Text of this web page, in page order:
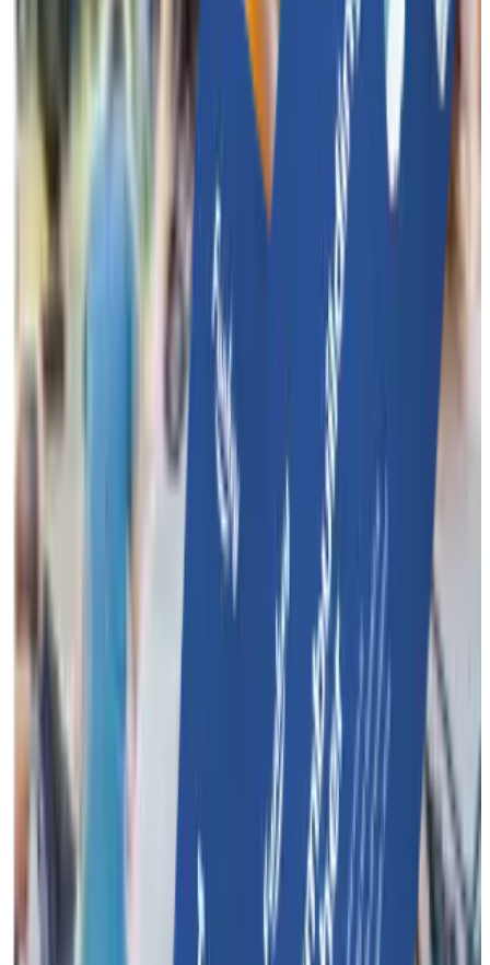
Beheer, controleer en organiseer teambuildings binnen jouw
bedrijf met één handig platform.
Features Contact
Funkey Events
Organiseer een onvergetelijk evenement met meerdere
activiteiten voor jouw bedrijf of team.
Familiedag
Funkey Surprise